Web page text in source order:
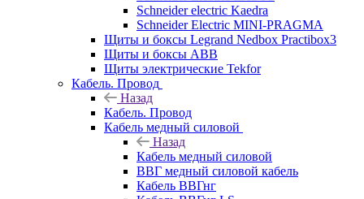
Schneider electric Kaedra
Schneider Electric MINI-PRAGMA
Щиты и боксы Legrand Nedbox Practibox3
Щиты и боксы ABB
Щиты электрические Tekfor
Кабель. Провод
Назад
Кабель. Провод
Кабель медный силовой
Назад
Кабель медный силовой
ВВГ медный силовой кабель
Кабель ВВГнг